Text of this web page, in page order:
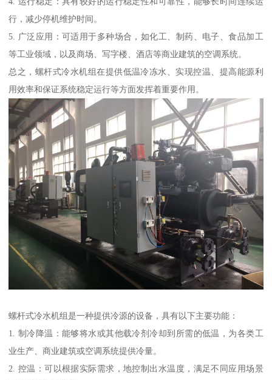
行，减少停机维护时间。
5. 广泛应用：可适用于多种场合，如化工、制药、电子、食品加工
等工业领域，以及商场、写字楼、酒店等商业建筑的空调系统。
总之，螺杆式冷水机组在提供低温冷冻水、实现控温、提高能源利
用效率和保证系统稳定运行等方面发挥着重要作用。
螺杆式冷水机组是一种提供冷源的设备，具有以下主要功能：
1. 制冷降温：能够将水或其他载冷剂冷却到所需的低温，为各类工
业生产、商业建筑或空调系统提供冷量。
2. 控温：可以根据实际需求，地控制出水温度，满足不同应用场景